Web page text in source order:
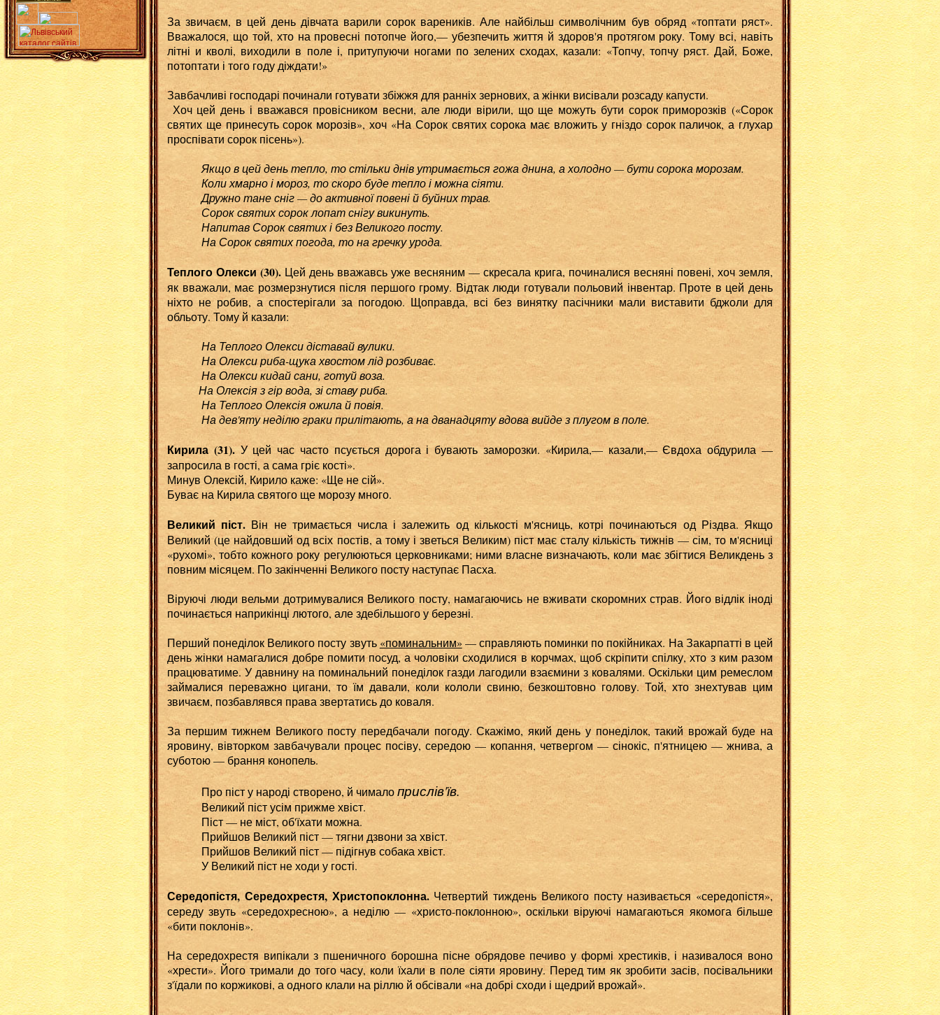
За звичаєм, в цей день дівчата варили сорок вареників. Але найбільш символічним був обряд «топтати ряст».
Вважалося, що той, хто на провесні потопче його,— убезпечить життя й здоров'я протягом року. Тому всі, навіть
літні и кволі, виходили в поле і, притупуючи ногами по зелених сходах, казали: «Топчу, топчу ряст. Дай, Боже,
потоптати і того году діждати!»
Завбачливі господарі починали готувати збіжжя для ранніх зернових, а жінки висівали розсаду капусти.
Хоч цей день і вважався провісником весни, але люди вірили, що ще можуть бути сорок приморозків («Сорок
святих ще принесуть сорок морозів», хоч «На Сорок святих сорока має вложить у гніздо сорок паличок, а глухар
проспівати сорок пісень»).
Якщо в цей день тепло, то стільки днів утримається гожа днина, а холодно — бути сорока морозам.
Коли хмарно і мороз, то скоро буде тепло і можна сіяти.
Дружно тане сніг — до активної повені й буйних трав.
Сорок святих сорок лопат снігу викинуть.
Напитав Сорок святих і без Великого посту.
На Сорок святих погода, то на гречку урода.
Теплого Олекси (30). Цей день вважавсь уже весняним — скресала крига, починалися весняні повені, хоч земля,
як вважали, має розмерзнутися після першого грому. Відтак люди готували польовий інвентар. Проте в цей день
ніхто не робив, а спостерігали за погодою. Щоправда, всі без винятку пасічники мали виставити бджоли для
обльоту. Тому й казали:
На Теплого Олекси діставай вулики.
На Олекси риба-щука хвостом лід розбиває.
На Олекси кидай сани, готуй воза.
На Олексія з гір вода, зі ставу риба.
На Теплого Олексія ожила й повія.
На дев'яту неділю граки прилітають, а на дванадцяту вдова вийде з плугом в поле.
Кирила (31).У цей час часто псується дорога і бувають заморозки. «Кирила,— казали,— Євдоха обдурила —
запросила в гості, а сама гріє кості».
Минув Олексій, Кирило каже: «Ще не сій».
Буває на Кирила святого ще морозу много.
Великий піст. Він не тримається числа і залежить од кількості м'ясниць, котрі починаються од Різдва. Якщо
Великий (це найдовший од всіх постів, а тому і зветься Великим) піст має сталу кількість тижнів — сім, то м'ясниці
«рухомі», тобто кожного року регулюються церковниками; ними власне визначають, коли має збігтися Великдень з
повним місяцем. По закінченні Великого посту наступає Пасха.
Віруючі люди вельми дотримувалися Великого посту, намагаючись не вживати скоромних страв. Його відлік іноді
починається наприкінці лютого, але здебільшого у березні.
Перший понеділок Великого посту звуть «поминальним» — справляють поминки по покійниках. На Закарпатті в цей
день жінки намагалися добре помити посуд, а чоловіки сходилися в корчмах, щоб скріпити спілку, хто з ким разом
працюватиме. У давнину на поминальний понеділок газди лагодили взаємини з ковалями. Оскільки цим ремеслом
займалися переважно цигани, то їм давали, коли кололи свиню, безкоштовно голову. Той, хто знехтував цим
звичаєм, позбавлявся права звертатись до коваля.
За першим тижнем Великого посту передбачали погоду. Скажімо, який день у понеділок, такий врожай буде на
яровину, вівторком завбачували процес посіву, середою — копання, четвергом — сінокіс, п'ятницею — жнива, а
суботою — брання конопель.
Про піст у народі створено, й чималоприслів'їв.
Великий піст усім прижме хвіст.
Піст — не міст, об'їхати можна.
Прийшов Великий піст — тягни дзвони за хвіст.
Прийшов Великий піст — підігнув собака хвіст.
У Великий піст не ходи у гості.
Середопістя, Середохрестя, Христопоклонна.Четвертий тиждень Великого посту називається «середопістя»,
середу звуть «середохресною», а неділю — «христо-поклонною», оскільки віруючі намагаються якомога більше
«бити поклонів».
На середохрестя випікали з пшеничного борошна пісне обрядове печиво у формі хрестиків, і називалося воно
«хрести». Його тримали до того часу, коли їхали в поле сіяти яровину. Перед тим як зробити засів, посівальники
з'їдали по коржикові, а одного клали на ріллю й обсівали «на добрі сходи і щедрий врожай».